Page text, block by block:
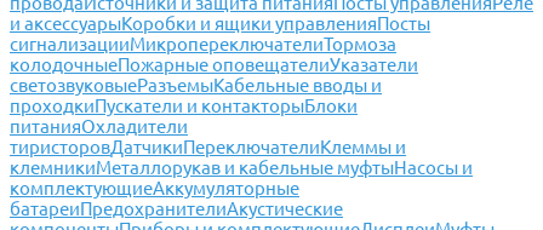
и аксессуарыКоробки и ящики управленияПосты
сигнализацииМикропереключателиТормоза
колодочныеПожарные оповещателиУказатели
светозвуковыеРазъемыКабельные вводы и
проходкиПускатели и контакторыБлоки
питанияОхладители
тиристоровДатчикиПереключателиКлеммы и
клемникиМеталлорукав и кабельные муфтыНасосы и
комплектующиеАккумуляторные
батареиПредохранителиАкустические